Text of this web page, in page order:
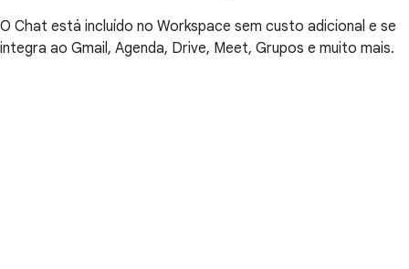
O Chat está incluído no Workspace sem custo adicional e se
integra ao Gmail, Agenda, Drive, Meet, Grupos e muito mais.